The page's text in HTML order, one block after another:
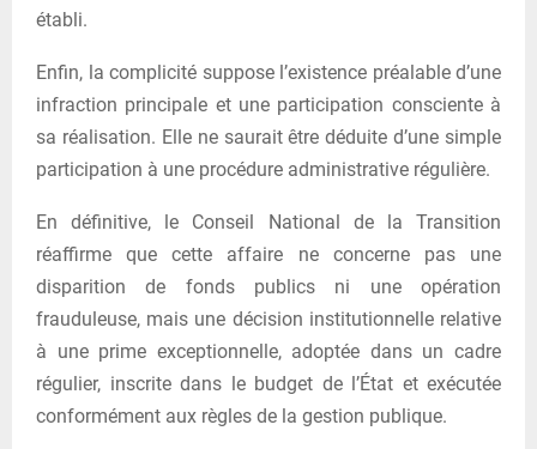
établi.
Enfin, la complicité suppose l’existence préalable d’une
infraction principale et une participation consciente à
sa réalisation. Elle ne saurait être déduite d’une simple
participation à une procédure administrative régulière.
En définitive, le Conseil National de la Transition
réaffirme que cette affaire ne concerne pas une
disparition de fonds publics ni une opération
frauduleuse, mais une décision institutionnelle relative
à une prime exceptionnelle, adoptée dans un cadre
régulier, inscrite dans le budget de l’État et exécutée
conformément aux règles de la gestion publique.